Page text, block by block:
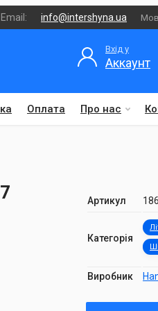
Email: info@intershyna.ua
Оплата Про нас
Вхід у
Аккаунт
Артикул
Категорія
Виробник